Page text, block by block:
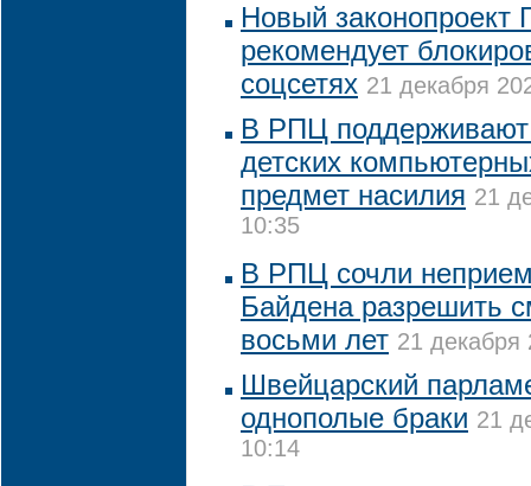
Новый законопроект
рекомендует
соцсетях 21 декабря
В РПЦ
детских
предмет насилия 21
10:35
В РПЦ сочли
Байдена разрешить
восьми лет 21 декабря
Швейцарский
однополые браки 21
10:14